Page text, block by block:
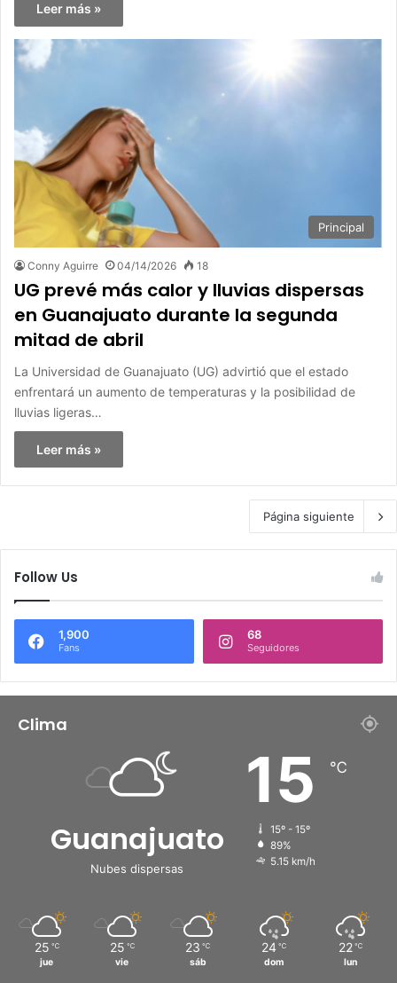
Leer más »
Principal
Conny Aguirre 04/14/2026 18
UG prevé más calor y lluvias dispersas
en Guanajuato durante la segunda
mitad de abril
La Universidad de Guanajuato (UG) advirtió que el estado
enfrentará un aumento de temperaturas y la posibilidad de
lluvias ligeras…
Leer más »
Página siguiente
Follow Us
1,900
Fans
68
Seguidores
Clima
Guanajuato
Nubes dispersas
15 ℃
15º - 15º
89%
5.15 km/h
25 ℃
jue
25 ℃
vie
23 ℃
sáb
24 ℃
dom
22 ℃
lun